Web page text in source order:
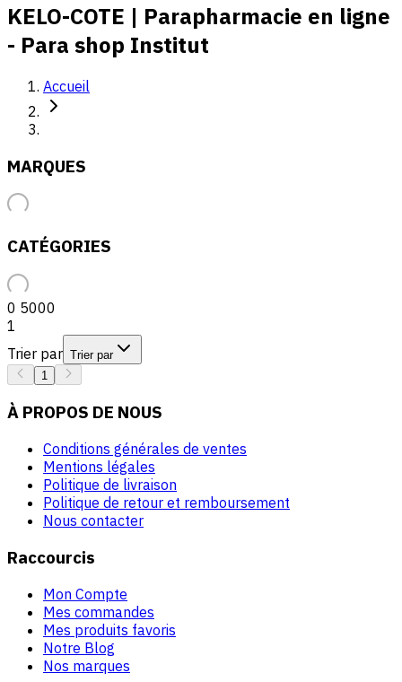
KELO-COTE | Parapharmacie en ligne
- Para shop Institut
Accueil
MARQUES
CATÉGORIES
0 5000
1
Trier par Trier par
1
À PROPOS DE NOUS
Conditions générales de ventes
Mentions légales
Politique de livraison
Politique de retour et remboursement
Nous contacter
Raccourcis
Mon Compte
Mes commandes
Mes produits favoris
Notre Blog
Nos marques